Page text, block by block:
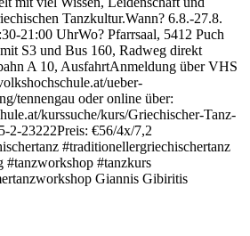
Tanzkultur.Wann? 6.8.-27.8.
21:00 UhrWo? Pfarrsaal, 5412 Puch
S3 und Bus 160, Radweg direkt
A 10, AusfahrtAnmeldung über VHS
ueber-
tennengau oder online über:
kurssuche/kurs/Griechischer-Tanz-
2-23222Preis: €56/4x/7,2
#traditionellergriechischertanz
#tanzworkshop #tanzkurs
Giannis Gibiritis